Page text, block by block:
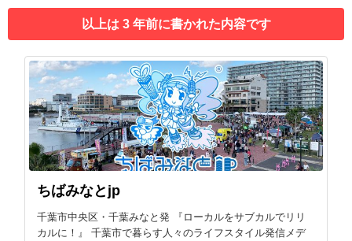
以上は 3 年前に書かれた内容です
ちばみなとjp
千葉市中央区・千葉みなと発 『ローカルをサブカルでリリ
カルに！』 千葉市で暮らす人々のライフスタイル発信メデ